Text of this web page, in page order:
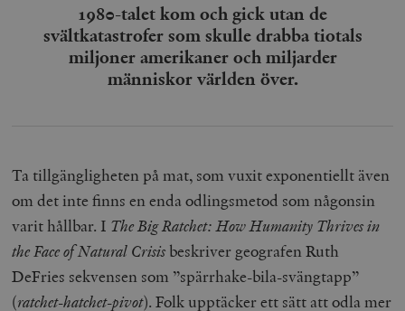
1980-talet kom och gick utan de
svältkatastrofer som skulle drabba tiotals
miljoner amerikaner och miljarder
människor världen över.
Ta tillgängligheten på mat, som vuxit exponentiellt även
om det inte finns en enda odlingsmetod som någonsin
varit hållbar. I The Big Ratchet: How Humanity Thrives in
the Face of Natural Crisis beskriver geografen Ruth
DeFries sekvensen som ”spärrhake-bila-svängtapp”
(ratchet-hatchet-pivot). Folk upptäcker ett sätt att odla mer